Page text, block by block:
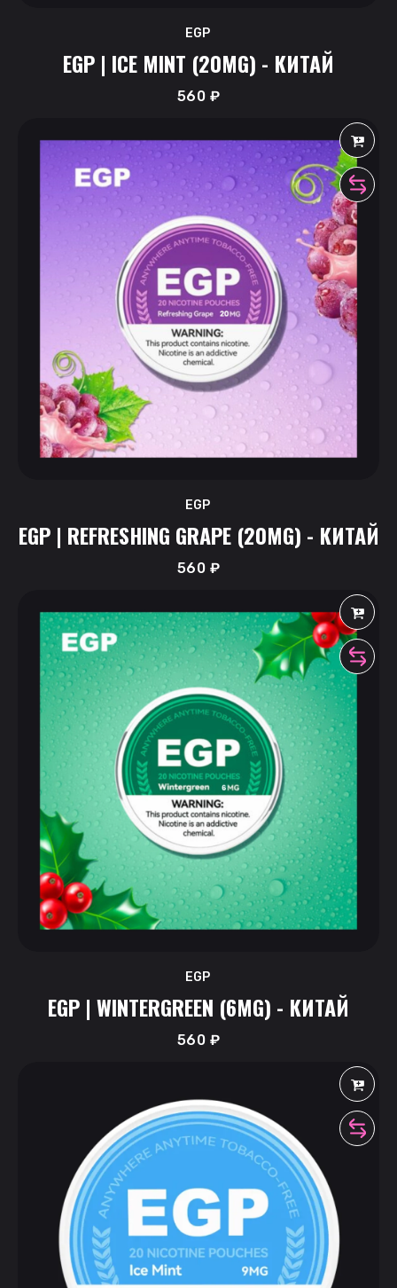
EGP
EGP | ICE MINT (20MG) - КИТАЙ
560 ₽
EGP
EGP | REFRESHING GRAPE (20MG) - КИТАЙ
560 ₽
EGP
EGP | WINTERGREEN (6MG) - КИТАЙ
560 ₽